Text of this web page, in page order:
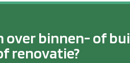
over binnen- of
renovatie?